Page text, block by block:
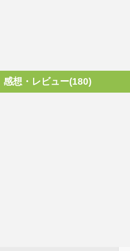
感想・レビュー(180)